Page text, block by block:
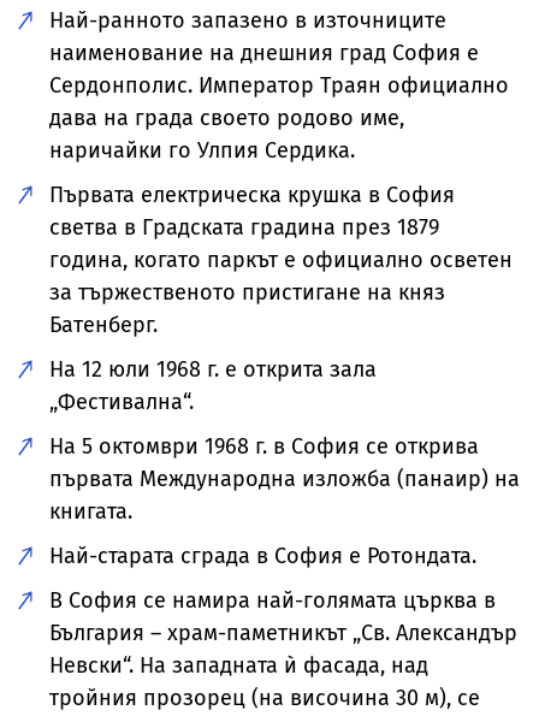
Най-ранното запазено в източниците
наименование на днешния град София е
Сердонполис. Император Траян официално
дава на града своето родово име,
наричайки го Улпия Сердика.
Първата електрическа крушка в София
светва в Градската градина през 1879
година, когато паркът е официално осветен
за тържественото пристигане на княз
Батенберг.
На 12 юли 1968 г. е открита зала
„Фестивална“.
На 5 октомври 1968 г. в София се открива
първата Международна изложба (панаир) на
книгата.
Най-старата сграда в София е Ротондата.
В София се намира най-голямата църква в
България – храм-паметникът „Св. Александър
Невски“. На западната ѝ фасада, над
тройния прозорец (на височина 30 м), се